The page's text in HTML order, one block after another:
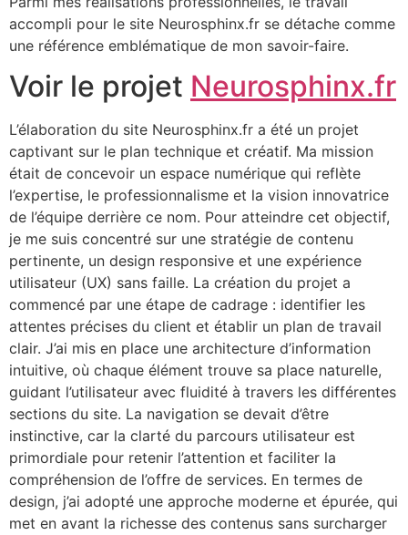
accompli pour le site Neurosphinx.fr se détache comme
une référence emblématique de mon savoir-faire.
Voir le projet Neurosphinx.fr
L’élaboration du site Neurosphinx.fr a été un projet
captivant sur le plan technique et créatif. Ma mission
était de concevoir un espace numérique qui reflète
l’expertise, le professionnalisme et la vision innovatrice
de l’équipe derrière ce nom. Pour atteindre cet objectif,
je me suis concentré sur une stratégie de contenu
pertinente, un design responsive et une expérience
utilisateur (UX) sans faille. La création du projet a
commencé par une étape de cadrage : identifier les
attentes précises du client et établir un plan de travail
clair. J’ai mis en place une architecture d’information
intuitive, où chaque élément trouve sa place naturelle,
guidant l’utilisateur avec fluidité à travers les différentes
sections du site. La navigation se devait d’être
instinctive, car la clarté du parcours utilisateur est
primordiale pour retenir l’attention et faciliter la
compréhension de l’offre de services. En termes de
design, j’ai adopté une approche moderne et épurée, qui
met en avant la richesse des contenus sans surcharger